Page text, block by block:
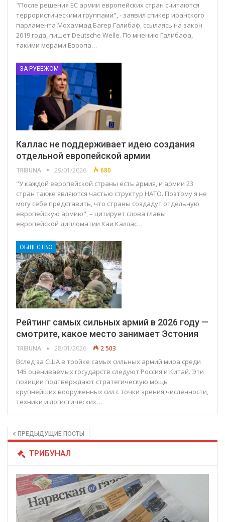
"После решения ЕС армии европейских стран считаются
террористическими группами", - заявил спикер иранского
парламента Мохаммад Багер Галибаф, ссылаясь на закон
2019 года, пишет Deutsche Welle. По мнению Галибафа,
такими мерами Европа…
ЗА РУБЕЖОМ
Каллас не поддерживает идею создания
отдельной европейской армии
TRIBUNA 29/01/2026 680
"У каждой европейской страны есть армия, и армии 23
стран также являются частью структур НАТО. Поэтому я не
могу себе представить, что страны создадут отдельную
европейскую армию", – цитирует слова главы
европейской дипломатии Каи Каллас…
ОБЩЕСТВО
Рейтинг самых сильных армий в 2026 году —
смотрите, какое место занимает Эстония
TRIBUNA 28/01/2026 2 503
Вслед за США в тройке самых сильных армий мира среди
145 оцениваемых государств следуют Россия и Китай. Эти
позиции подтверждают стратегическую мощь
крупнейших вооружённых сил с точки зрения численности,
техники и логистических…
ПРЕДЫДУЩИЕ ПОСТЫ
ТРИБУНАЛ